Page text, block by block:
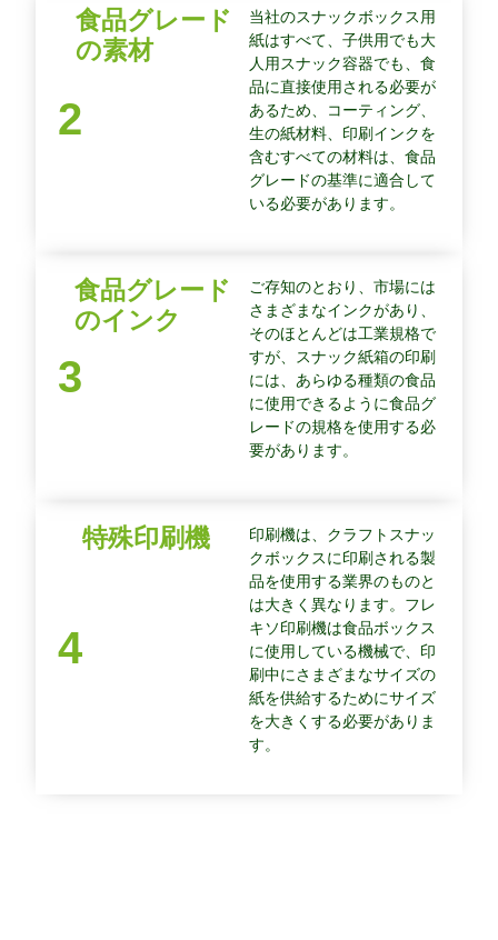
2
食品グレード
の素材
当社のスナックボックス用
紙はすべて、子供用でも大
人用スナック容器でも、食
品に直接使用される必要が
あるため、コーティング、
生の紙材料、印刷インクを
含むすべての材料は、食品
グレードの基準に適合して
いる必要があります。
3
食品グレード
のインク
ご存知のとおり、市場には
さまざまなインクがあり、
そのほとんどは工業規格で
すが、スナック紙箱の印刷
には、あらゆる種類の食品
に使用できるように食品グ
レードの規格を使用する必
要があります。
4
特殊印刷機
印刷機は、クラフトスナッ
クボックスに印刷される製
品を使用する業界のものと
は大きく異なります。フレ
キソ印刷機は食品ボックス
に使用している機械で、印
刷中にさまざまなサイズの
紙を供給するためにサイズ
を大きくする必要がありま
す。